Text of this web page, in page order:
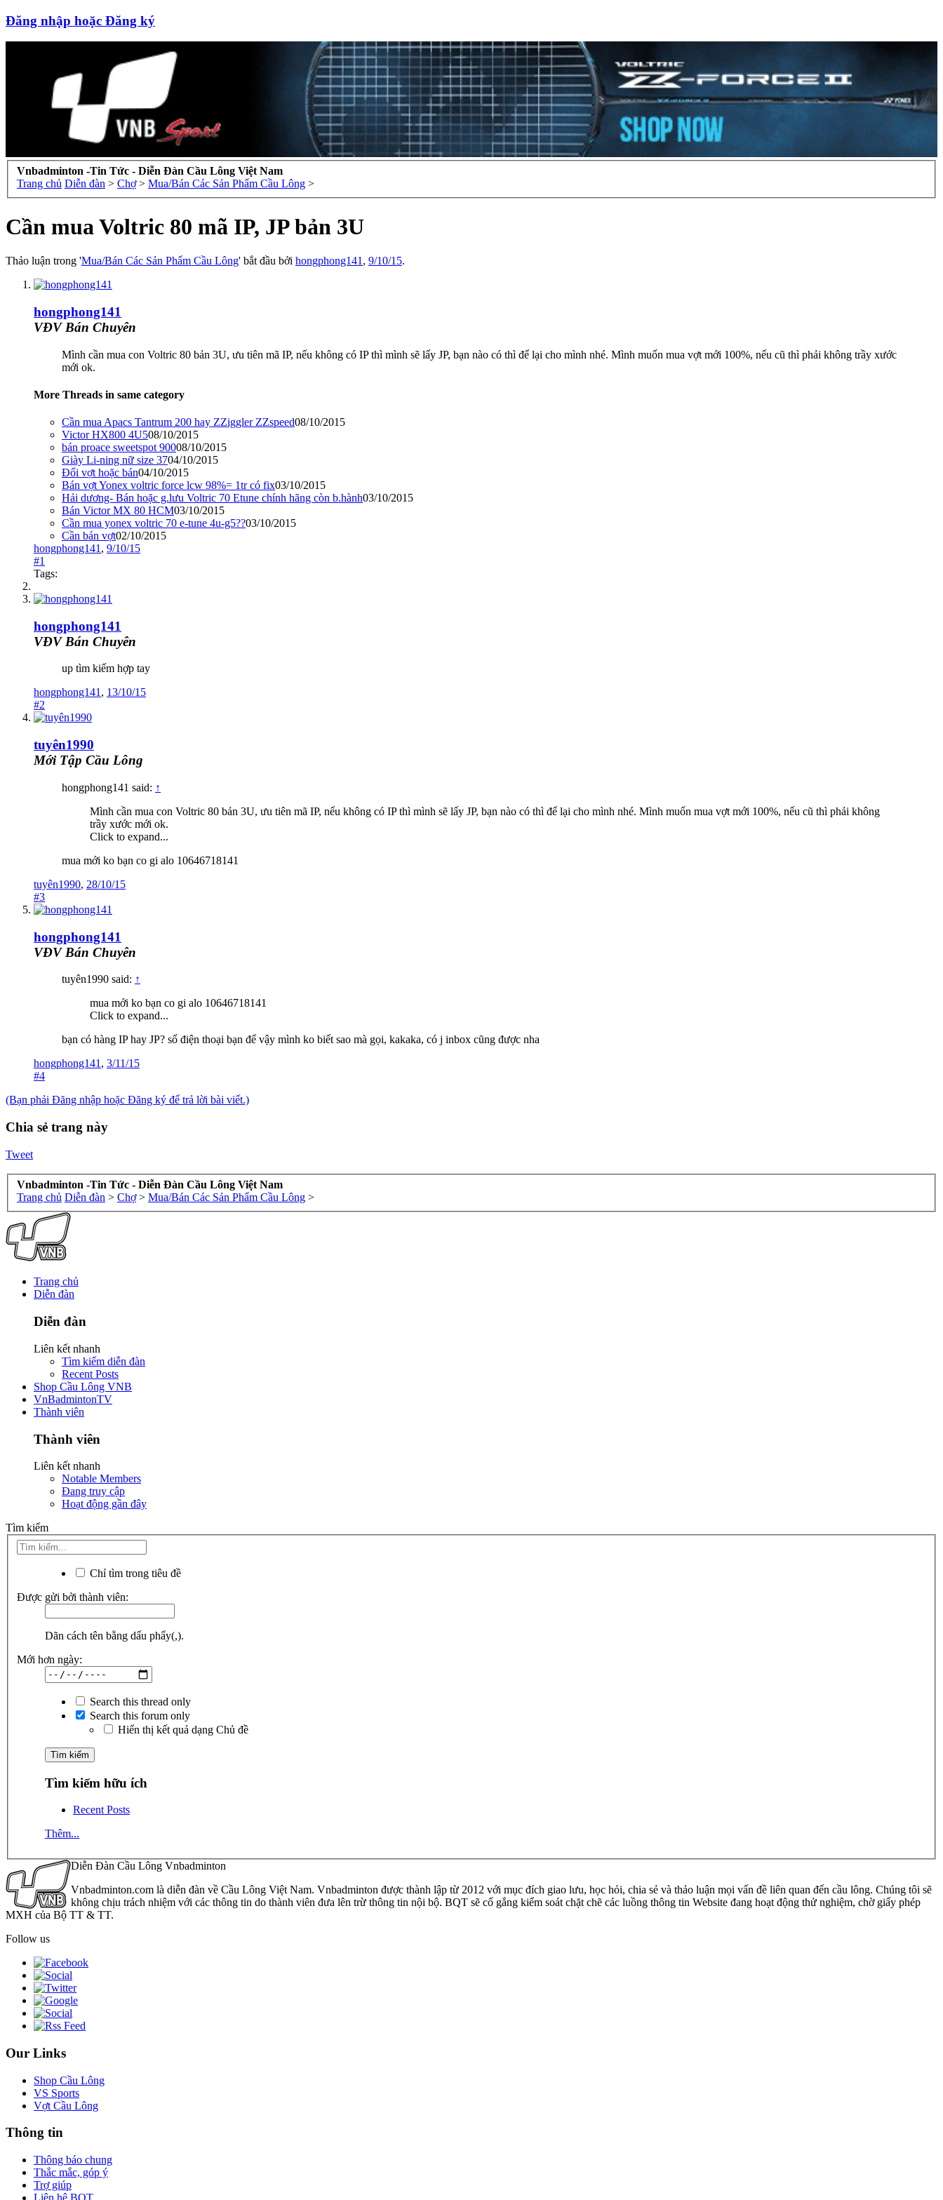
Đăng nhập hoặc Đăng ký
Vnbadminton -Tin Tức - Diễn Đàn Cầu Lông Việt Nam
Trang chủ Diễn đàn > Chợ > Mua/Bán Các Sản Phẩm Cầu Lông >
Cần mua Voltric 80 mã IP, JP bản 3U
Thảo luận trong 'Mua/Bán Các Sản Phẩm Cầu Lông' bắt đầu bởi hongphong141 , 9/10/15.
hongphong141
VĐV Bán Chuyên
Mình cần mua con Voltric 80 bản 3U, ưu tiên mã IP, nếu không có IP thì mình sẽ lấy JP, bạn nào có thì để lại cho mình nhé. Mình muốn mua vợt mới 100%, nếu cũ thì phải không trầy xước
mới ok.
More Threads in same category
Cần mua Apacs Tantrum 200 hay ZZiggler ZZspeed08/10/2015
Victor HX800 4U508/10/2015
bán proace sweetspot 90008/10/2015
Giày Li-ning nữ size 3704/10/2015
Đổi vợt hoặc bán04/10/2015
Bán vợt Yonex voltric force lcw 98%= 1tr có fix03/10/2015
Hải dương- Bán hoặc g.lưu Voltric 70 Etune chính hãng còn b.hành03/10/2015
Bán Victor MX 80 HCM03/10/2015
Cần mua yonex voltric 70 e-tune 4u-g5??03/10/2015
Cần bán vợt02/10/2015
hongphong141 , 9/10/15
#1
Tags:
hongphong141
VĐV Bán Chuyên
up tìm kiếm hợp tay
hongphong141, 13/10/15
#2
tuyên1990
Mới Tập Cầu Lông
hongphong141 said: ↑
Mình cần mua con Voltric 80 bản 3U, ưu tiên mã IP, nếu không có IP thì mình sẽ lấy JP, bạn nào có thì để lại cho mình nhé. Mình muốn mua vợt mới 100%, nếu cũ thì phải không
trầy xước mới ok.
Click to expand...
mua mới ko bạn co gi alo 10646718141
tuyên1990, 28/10/15
#3
hongphong141
VĐV Bán Chuyên
tuyên1990 said: ↑
mua mới ko bạn co gi alo 10646718141
Click to expand...
bạn có hàng IP hay JP? số điện thoại bạn để vậy mình ko biết sao mà gọi, kakaka, có j inbox cũng được nha
hongphong141 , 3/11/15
#4
(Bạn phải Đăng nhập hoặc Đăng ký để trả lời bài viết.)
Chia sẻ trang này
Tweet
Vnbadminton -Tin Tức - Diễn Đàn Cầu Lông Việt Nam
Trang chủ Diễn đàn > Chợ > Mua/Bán Các Sản Phẩm Cầu Lông >
Trang chủ
Diễn đàn
Diễn đàn
Liên kết nhanh
Tìm kiếm diễn đàn
Recent Posts
Shop Cầu Lông VNB
VnBadmintonTV
Thành viên
Thành viên
Liên kết nhanh
Notable Members
Đang truy cập
Hoạt động gần đây
Tìm kiếm
Chỉ tìm trong tiêu đề
Được gửi bởi thành viên:
Dãn cách tên bằng dấu phẩy(,).
Mới hơn ngày:
Search this thread only
Search this forum only
Hiển thị kết quả dạng Chủ đề
Tìm kiếm hữu ích
Recent Posts
Thêm...
Diễn Đàn Cầu Lông Vnbadminton
Vnbadminton.com là diễn đàn về Cầu Lông Việt Nam. Vnbadminton được thành lập từ 2012 với mục đích giao lưu, học hỏi, chia sẻ và thảo luận mọi vấn đề liên quan đến cầu lông. Chúng tôi sẽ
không chịu trách nhiệm với các thông tin do thành viên đưa lên trừ thông tin nội bộ. BQT sẽ cố gắng kiểm soát chặt chẽ các luồng thông tin Website đang hoạt động thử nghiệm, chờ giấy phép
MXH của Bộ TT & TT.
Follow us
Our Links
Shop Cầu Lông
VS Sports
Vợt Cầu Lông
Thông tin
Thông báo chung
Thắc mắc, góp ý
Trợ giúp